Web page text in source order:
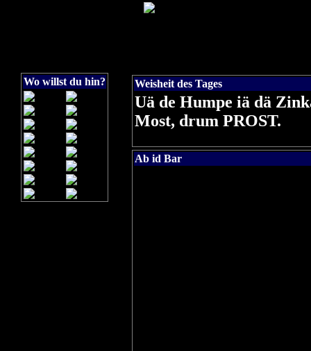
Wo willst du hin? Weisheit des Tages
Uä de Humpe iä dä
Most, drum PROST.
Ab id Bar